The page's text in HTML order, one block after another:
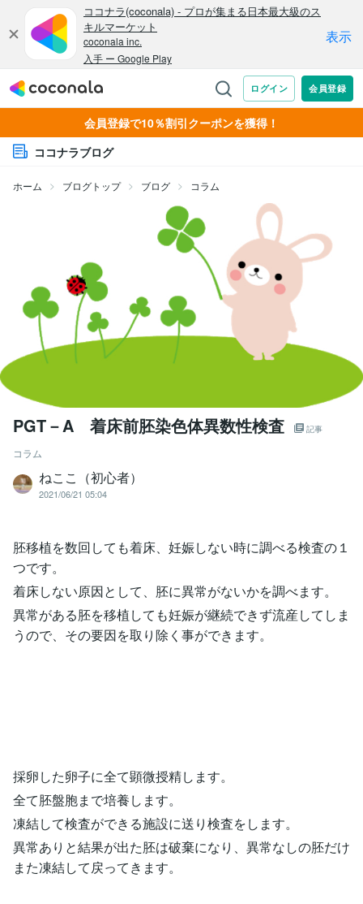
会員登録で10％割引クーポンを獲得！
ココナラブログ
ホーム ブログトップ ブログ コラム
PGT－A 着床前胚染色体異数性検査 記事
コラム
ねここ（初心者）
2021/06/21 05:04
胚移植を数回しても着床、妊娠しない時に調べる検査の１
つです。
着床しない原因として、胚に異常がないかを調べます。
異常がある胚を移植しても妊娠が継続できず流産してしま
うので、その要因を取り除く事ができます。
採卵した卵子に全て顕微授精します。
全て胚盤胞まで培養します。
凍結して検査ができる施設に送り検査をします。
異常ありと結果が出た胚は破棄になり、異常なしの胚だけ
また凍結して戻ってきます。